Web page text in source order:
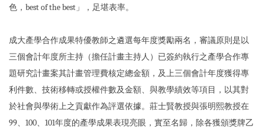
色，best of the best」，足堪表率。
成大產學合作成果特優教師之遴選每年度獎勵兩名，審議原則是以
三個會計年度所主持（擔任計畫主持人）已簽約執行之產學合作專
題研究計畫案其計畫管理費核定總金額，及上三個會計年度獲得專
利件數、技術移轉或授權件數及金額、與教學績效等項目，以其對
於社會與學術上之貢獻作為評選依據。莊士賢教授與張明熙教授在
99、100、101年度的產學成果表現亮眼，實至名歸，除各獲頒獎牌乙